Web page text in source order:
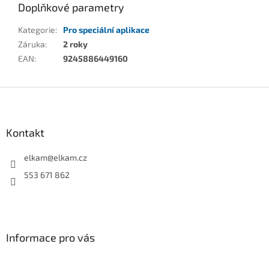
Doplňkové parametry
Kategorie:
Pro speciální aplikace
Záruka:
2 roky
EAN: 9245886449160
Kontakt
elkam@elkam.cz
553 671 862
Informace pro vás